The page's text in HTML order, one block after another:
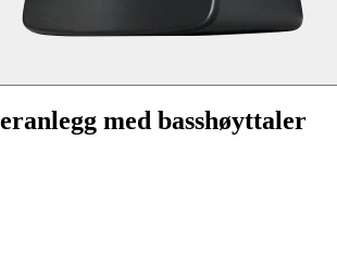
med basshøyttaler